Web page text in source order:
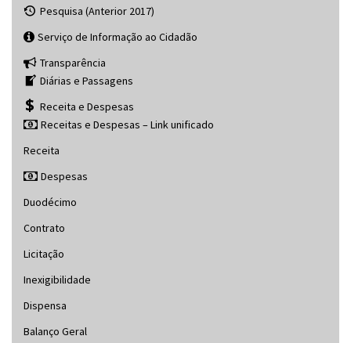
Pesquisa (Anterior 2017)
Serviço de Informação ao Cidadão
Transparência
Diárias e Passagens
Receita e Despesas
Receitas e Despesas – Link unificado
Receita
Despesas
Duodécimo
Contrato
Licitação
Inexigibilidade
Dispensa
Balanço Geral